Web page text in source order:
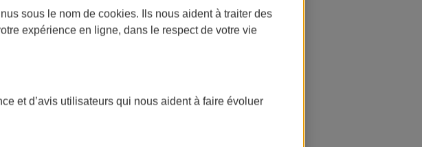
sous le nom de cookies. Ils nous aident à traiter des
expérience en ligne, dans le respect de votre vie
et d’avis utilisateurs qui nous aident à faire évoluer